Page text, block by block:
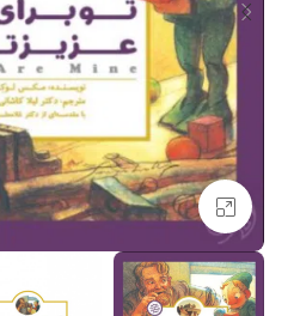
بزرگنمایی تصویر